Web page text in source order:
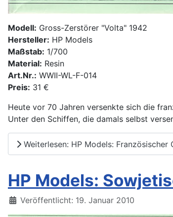
Modell: Gross-Zerstörer "Volta" 1942
Hersteller: HP Models
Maßstab: 1/700
Material: Resin
Art.Nr.: WWII-WL-F-014
Preis: 31 €
Heute vor 70 Jahren versenkte sich die
Unter den Schiffen, die damals selbst
Weiterlesen: HP Models:
HP Models:
Details
Veröffentlicht: 19. Januar 2010